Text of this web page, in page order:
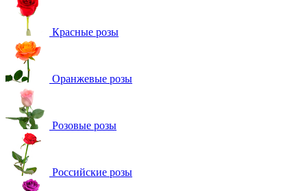
Красные розы
Оранжевые розы
Розовые розы
Российские розы